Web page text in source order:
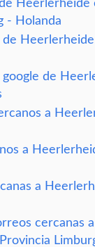
Heerlerheide
- Holanda
de
google de
a
a
a
cercanas a